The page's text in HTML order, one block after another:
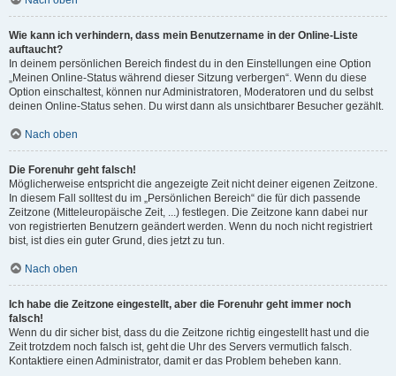
Wie kann ich verhindern, dass mein Benutzername in der Online-Liste
auftaucht?
In deinem persönlichen Bereich findest du in den Einstellungen eine Option
„Meinen Online-Status während dieser Sitzung verbergen“. Wenn du diese
Option einschaltest, können nur Administratoren, Moderatoren und du selbst
deinen Online-Status sehen. Du wirst dann als unsichtbarer Besucher gezählt.
Nach oben
Die Forenuhr geht falsch!
Möglicherweise entspricht die angezeigte Zeit nicht deiner eigenen Zeitzone.
In diesem Fall solltest du im „Persönlichen Bereich“ die für dich passende
Zeitzone (Mitteleuropäische Zeit, ...) festlegen. Die Zeitzone kann dabei nur
von registrierten Benutzern geändert werden. Wenn du noch nicht registriert
bist, ist dies ein guter Grund, dies jetzt zu tun.
Nach oben
Ich habe die Zeitzone eingestellt, aber die Forenuhr geht immer noch
falsch!
Wenn du dir sicher bist, dass du die Zeitzone richtig eingestellt hast und die
Zeit trotzdem noch falsch ist, geht die Uhr des Servers vermutlich falsch.
Kontaktiere einen Administrator, damit er das Problem beheben kann.